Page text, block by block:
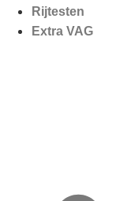
Rijtesten
Extra VAG